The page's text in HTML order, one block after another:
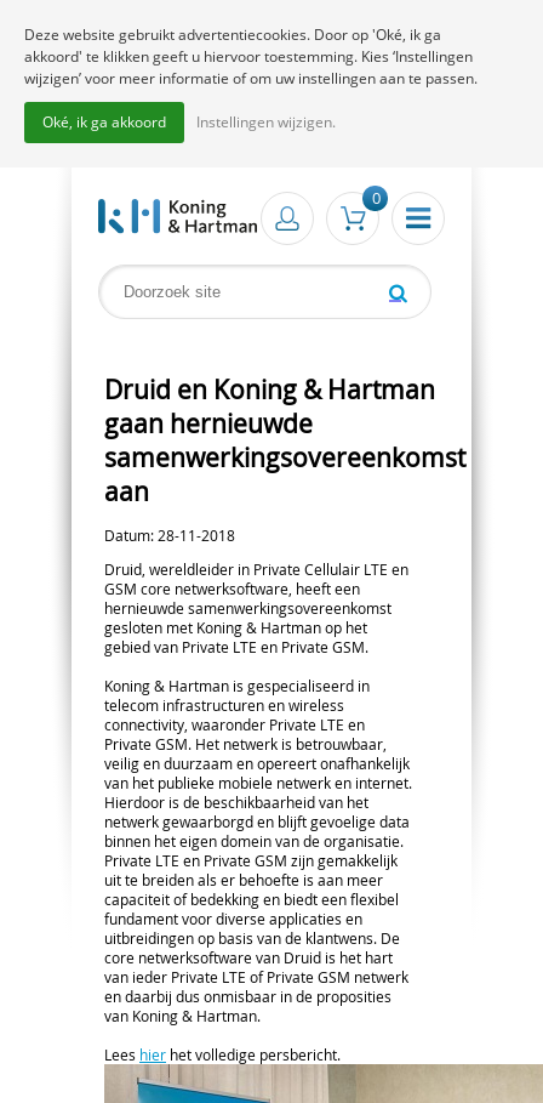
0
Druid en Koning & Hartman
gaan hernieuwde
samenwerkingsovereenkomst
aan
Datum: 28-11-2018
Druid, wereldleider in Private Cellulair LTE en
GSM core netwerksoftware, heeft een
hernieuwde samenwerkingsovereenkomst
gesloten met Koning & Hartman op het
gebied van Private LTE en Private GSM.
Koning & Hartman is gespecialiseerd in
telecom infrastructuren en wireless
connectivity, waaronder Private LTE en
Private GSM. Het netwerk is betrouwbaar,
veilig en duurzaam en opereert onafhankelijk
van het publieke mobiele netwerk en internet.
Hierdoor is de beschikbaarheid van het
netwerk gewaarborgd en blijft gevoelige data
binnen het eigen domein van de organisatie.
Private LTE en Private GSM zijn gemakkelijk
uit te breiden als er behoefte is aan meer
capaciteit of bedekking en biedt een flexibel
fundament voor diverse applicaties en
uitbreidingen op basis van de klantwens. De
core netwerksoftware van Druid is het hart
van ieder Private LTE of Private GSM netwerk
en daarbij dus onmisbaar in de proposities
van Koning & Hartman.
Lees hier het volledige persbericht.
Deze website gebruikt advertentiecookies. Door op 'Oké, ik ga
akkoord' te klikken geeft u hiervoor toestemming. Kies ‘Instellingen
wijzigen’ voor meer informatie of om uw instellingen aan te passen.
Oké, ik ga akkoord Instellingen wijzigen.